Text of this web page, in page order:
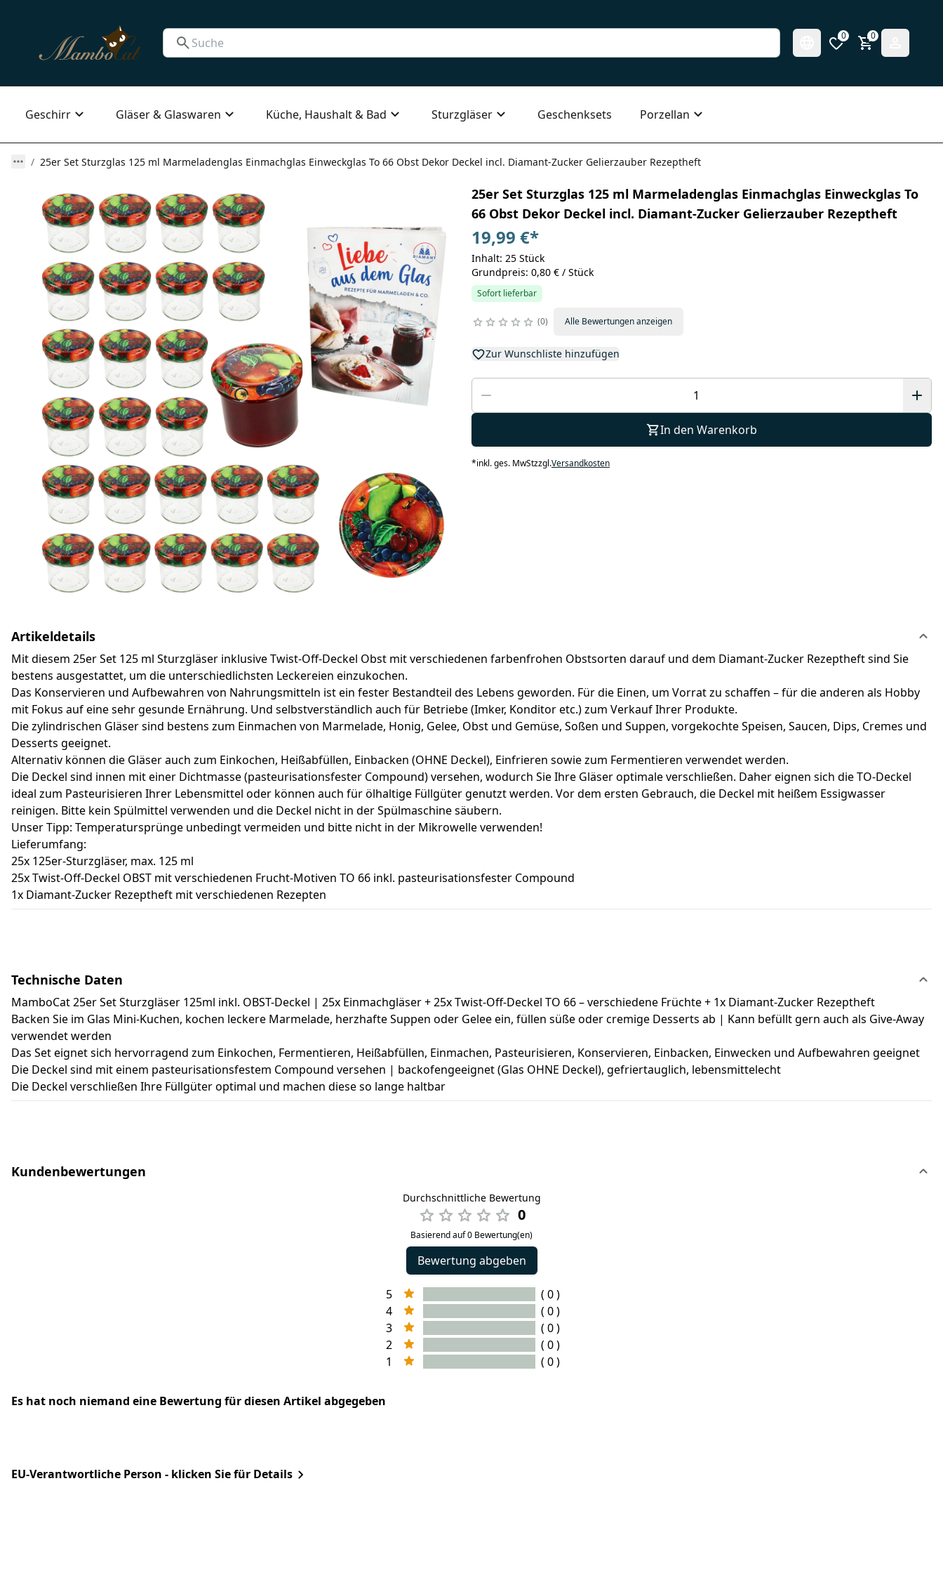
0 0
Geschirr Gläser & Glaswaren Küche, Haushalt & Bad Sturzgläser Geschenksets Porzellan
25er Set Sturzglas 125 ml Marmeladenglas Einmachglas Einweckglas To 66 Obst Dekor Deckel incl. Diamant-Zucker Gelierzauber Rezeptheft
25er Set Sturzglas 125 ml Marmeladenglas Einmachglas Einweckglas To
66 Obst Dekor Deckel incl. Diamant-Zucker Gelierzauber Rezeptheft
19,99 €*
Inhalt: 25 Stück
Grundpreis: 0,80 € / Stück
Sofort lieferbar
0 Alle Bewertungen anzeigen
Zur Wunschliste hinzufügen
In den Warenkorb
*inkl. ges. MwStzzgl.Versandkosten
Artikeldetails
Mit diesem 25er Set 125 ml Sturzgläser inklusive Twist-Off-Deckel Obst mit verschiedenen farbenfrohen Obstsorten darauf und dem Diamant-Zucker Rezeptheft sind Sie
bestens ausgestattet, um die unterschiedlichsten Leckereien einzukochen.
Das Konservieren und Aufbewahren von Nahrungsmitteln ist ein fester Bestandteil des Lebens geworden. Für die Einen, um Vorrat zu schaffen – für die anderen als Hobby
mit Fokus auf eine sehr gesunde Ernährung. Und selbstverständlich auch für Betriebe (Imker, Konditor etc.) zum Verkauf Ihrer Produkte.
Die zylindrischen Gläser sind bestens zum Einmachen von Marmelade, Honig, Gelee, Obst und Gemüse, Soßen und Suppen, vorgekochte Speisen, Saucen, Dips, Cremes und
Desserts geeignet.
Alternativ können die Gläser auch zum Einkochen, Heißabfüllen, Einbacken (OHNE Deckel), Einfrieren sowie zum Fermentieren verwendet werden.
Die Deckel sind innen mit einer Dichtmasse (pasteurisationsfester Compound) versehen, wodurch Sie Ihre Gläser optimale verschließen. Daher eignen sich die TO-Deckel
ideal zum Pasteurisieren Ihrer Lebensmittel oder können auch für ölhaltige Füllgüter genutzt werden. Vor dem ersten Gebrauch, die Deckel mit heißem Essigwasser
reinigen. Bitte kein Spülmittel verwenden und die Deckel nicht in der Spülmaschine säubern.
Unser Tipp: Temperatursprünge unbedingt vermeiden und bitte nicht in der Mikrowelle verwenden!
Lieferumfang:
25x 125er-Sturzgläser, max. 125 ml
25x Twist-Off-Deckel OBST mit verschiedenen Frucht-Motiven TO 66 inkl. pasteurisationsfester Compound
1x Diamant-Zucker Rezeptheft mit verschiedenen Rezepten
Technische Daten
MamboCat 25er Set Sturzgläser 125ml inkl. OBST-Deckel | 25x Einmachgläser + 25x Twist-Off-Deckel TO 66 – verschiedene Früchte + 1x Diamant-Zucker Rezeptheft
Backen Sie im Glas Mini-Kuchen, kochen leckere Marmelade, herzhafte Suppen oder Gelee ein, füllen süße oder cremige Desserts ab | Kann befüllt gern auch als Give-Away
verwendet werden
Das Set eignet sich hervorragend zum Einkochen, Fermentieren, Heißabfüllen, Einmachen, Pasteurisieren, Konservieren, Einbacken, Einwecken und Aufbewahren geeignet
Die Deckel sind mit einem pasteurisationsfestem Compound versehen | backofengeeignet (Glas OHNE Deckel), gefriertauglich, lebensmittelecht
Die Deckel verschließen Ihre Füllgüter optimal und machen diese so lange haltbar
Kundenbewertungen
Durchschnittliche Bewertung
0
Basierend auf 0 Bewertung(en)
Bewertung abgeben
5
( 0 )
4
( 0 )
3
( 0 )
2
( 0 )
1
( 0 )
Es hat noch niemand eine Bewertung für diesen Artikel abgegeben
EU-Verantwortliche Person - klicken Sie für Details